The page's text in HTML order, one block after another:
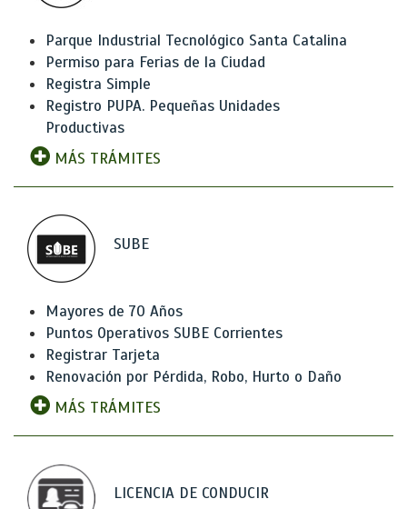
Parque Industrial Tecnológico Santa Catalina
Permiso para Ferias de la Ciudad
Registra Simple
Registro PUPA. Pequeñas Unidades
Productivas
MÁS TRÁMITES
SUBE
Mayores de 70 Años
Puntos Operativos SUBE Corrientes
Registrar Tarjeta
Renovación por Pérdida, Robo, Hurto o Daño
MÁS TRÁMITES
LICENCIA DE CONDUCIR